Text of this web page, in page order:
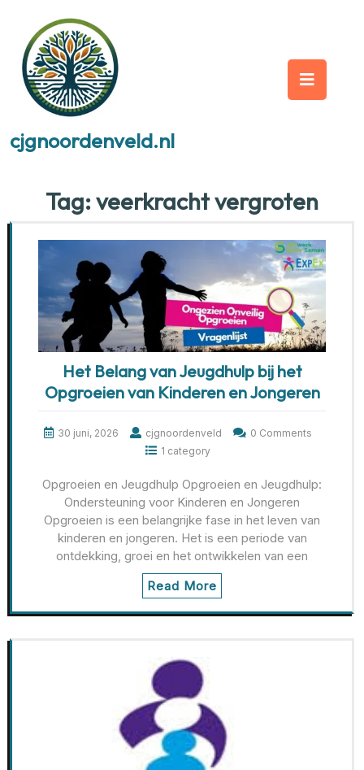
content
cjgnoordenveld.nl
Tag:veerkracht vergroten
Het Belang van Jeugdhulp bij het
Opgroeien van Kinderen en Jongeren
30 juni, 2026 cjgnoordenveld
0 Comments
1 category
Opgroeien en Jeugdhulp Opgroeien en Jeugdhulp:
Ondersteuning voor Kinderen en Jongeren
Opgroeien is een belangrijke fase in het leven van
kinderen en jongeren. Het is een periode van
ontdekking, groei en het ontwikkelen van een
Read More